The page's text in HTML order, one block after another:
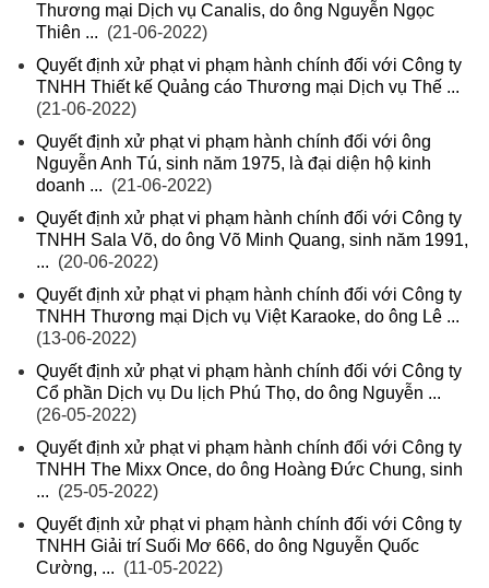
Thương mại Dịch vụ Canalis, do ông Nguyễn Ngọc
Thiên ... (21-06-2022)
Quyết định xử phạt vi phạm hành chính đối với Công ty
TNHH Thiết kế Quảng cáo Thương mại Dịch vụ Thế ...
(21-06-2022)
Quyết định xử phạt vi phạm hành chính đối với ông
Nguyễn Anh Tú, sinh năm 1975, là đại diện hộ kinh
doanh ... (21-06-2022)
Quyết định xử phạt vi phạm hành chính đối với Công ty
TNHH Sala Võ, do ông Võ Minh Quang, sinh năm 1991,
... (20-06-2022)
Quyết định xử phạt vi phạm hành chính đối với Công ty
TNHH Thương mại Dịch vụ Việt Karaoke, do ông Lê ...
(13-06-2022)
Quyết định xử phạt vi phạm hành chính đối với Công ty
Cổ phần Dịch vụ Du lịch Phú Thọ, do ông Nguyễn ...
(26-05-2022)
Quyết định xử phạt vi phạm hành chính đối với Công ty
TNHH The Mixx Once, do ông Hoàng Đức Chung, sinh
... (25-05-2022)
Quyết định xử phạt vi phạm hành chính đối với Công ty
TNHH Giải trí Suối Mơ 666, do ông Nguyễn Quốc
Cường, ... (11-05-2022)